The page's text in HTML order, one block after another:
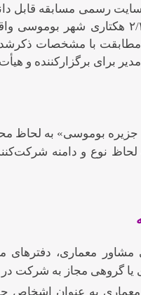
سایت رسمی مسابقه
۱۲۲ تا ۱۵۵ واحدی در اراضی ۲/۴
با مشخصات ذکرشده
برای برگزارکننده و
بوموسی» به لحاظ
لحاظ نوع و دامنه
معماری، دفترهای
یا گروهی مجاز به شرکت
به عنوان اشخاص